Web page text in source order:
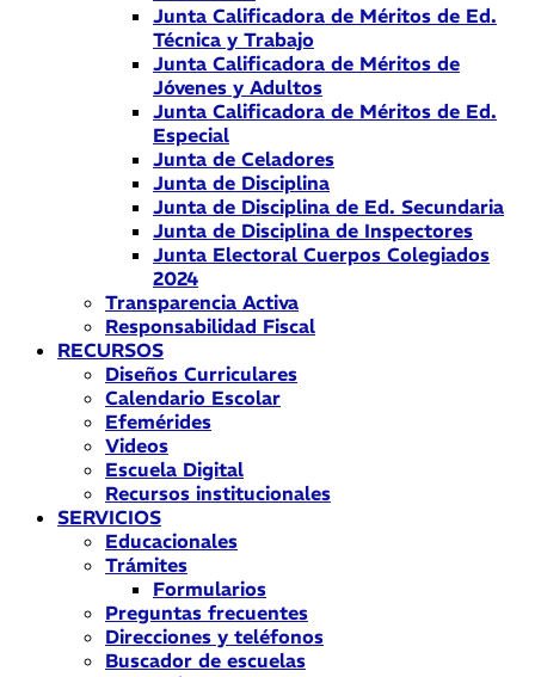
Junta Calificadora de Méritos de Ed.
Técnica y Trabajo
Junta Calificadora de Méritos de
Jóvenes y Adultos
Junta Calificadora de Méritos de Ed.
Especial
Junta de Celadores
Junta de Disciplina
Junta de Disciplina de Ed. Secundaria
Junta de Disciplina de Inspectores
Junta Electoral Cuerpos Colegiados
2024
Transparencia Activa
Responsabilidad Fiscal
RECURSOS
Diseños Curriculares
Calendario Escolar
Efemérides
Videos
Escuela Digital
Recursos institucionales
SERVICIOS
Educacionales
Trámites
Formularios
Preguntas frecuentes
Direcciones y teléfonos
Buscador de escuelas